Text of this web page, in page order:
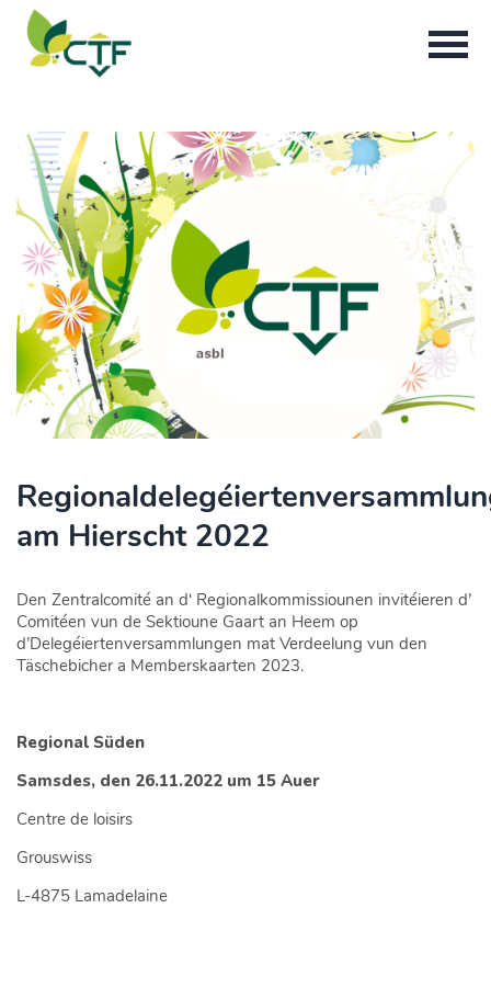
am Hierscht 2022
Den Zentralcomité an d‘ Regionalkommissiounen invitéieren d’
Comitéen vun de Sektioune Gaart an Heem op
d’Delegéiertenversammlungen mat Verdeelung vun den
Täschebicher a Memberskaarten 2023.
Regional Süden
Samsdes, den 26.11.2022 um 15 Auer
Centre de loisirs
Grouswiss
L-4875 Lamadelaine